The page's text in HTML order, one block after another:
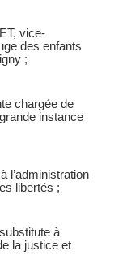
vice-
des enfants
;
chargée de
instance
l’administration
libertés ;
à
la justice et